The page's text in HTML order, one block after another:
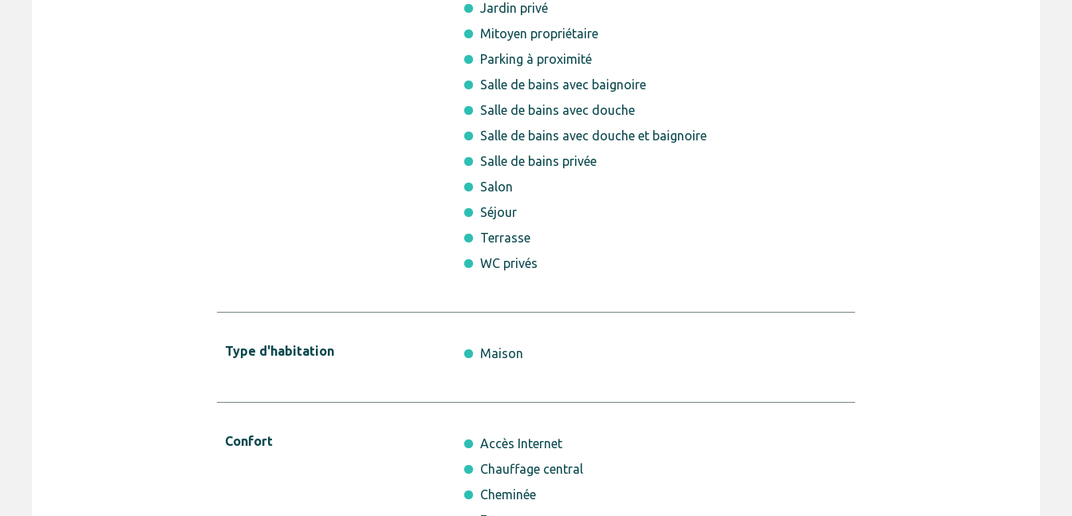
Jardin privé
Mitoyen propriétaire
Parking à proximité
Salle de bains avec baignoire
Salle de bains avec douche
Salle de bains avec douche et baignoire
Salle de bains privée
Salon
Séjour
Terrasse
WC privés
Type d'habitation Maison
Confort
Accès Internet
Chauffage central
Cheminée